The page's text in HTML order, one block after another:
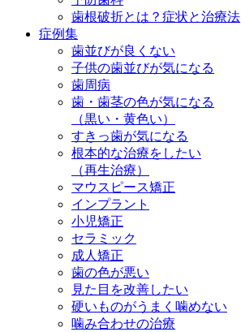
歯根破折とは？症状と治療法
症例集
歯並びが良くない
子供の歯並びが気になる
歯周病
歯・歯茎の色が気になる
（黒い・黄色い）
すきっ歯が気になる
根本的な治療をしたい
（再生治療）
マウスピース矯正
インプラント
小児矯正
セラミック
成人矯正
歯の色が悪い
見た目を改善したい
硬いものがうまく噛めない
噛み合わせの治療